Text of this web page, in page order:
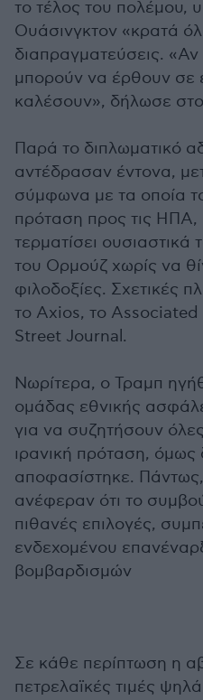
το τέλος του πολέμου,
Ουάσινγκτον «κρατά
διαπραγματεύσεις.
μπορούν να έρθουν σε
καλέσουν», δήλωσε
Παρά το διπλωματικό
αντέδρασαν έντονα,
σύμφωνα με τα οποία
πρόταση προς τις
τερματίσει ουσιαστικά
του Ορμούζ χωρίς να
φιλοδοξίες. Σχετικές
το Axios, το Associated
Street Journal.
Νωρίτερα, ο Τραμπ
ομάδας εθνικής
για να συζητήσουν όλες
ιρανική πρόταση, όμως
αποφασίστηκε.
ανέφεραν ότι το
πιθανές επιλογές,
ενδεχομένου
βομβαρδισμών
Σε κάθε περίπτωση η
πετρελαϊκές τιμές